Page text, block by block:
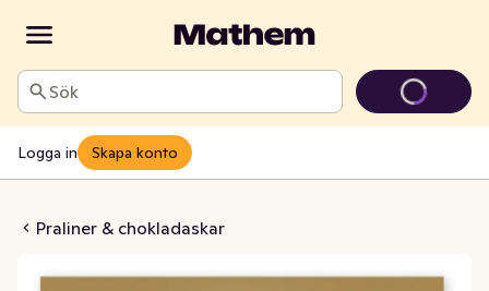
Sök
Logga in Skapa konto
Praliner & chokladaskar